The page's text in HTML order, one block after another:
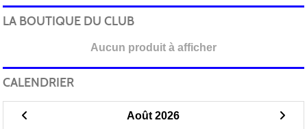
LA BOUTIQUE DU CLUB
Aucun produit à afficher
CALENDRIER
Août 2026